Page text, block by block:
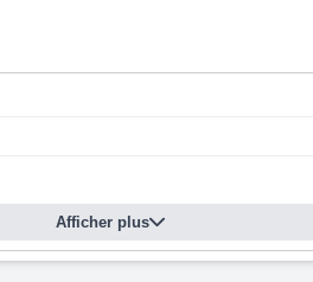
Afficher plus